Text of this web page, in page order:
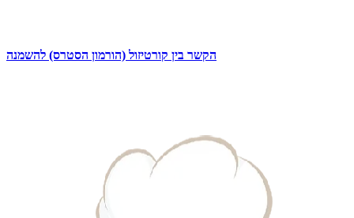
הקשר בין קורטיזול (הורמון הסטרס) להשמנה